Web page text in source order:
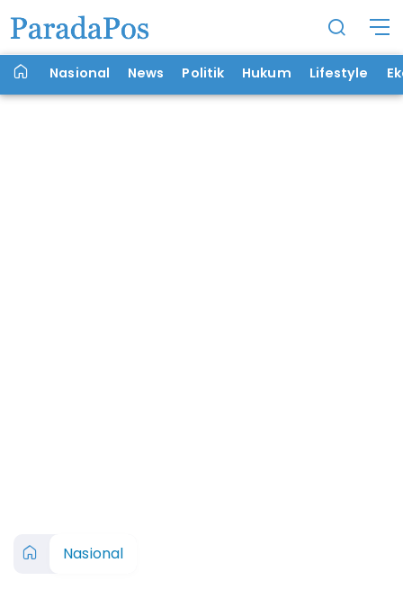
Nasional News Politik Hukum Lifestyle
Nasional